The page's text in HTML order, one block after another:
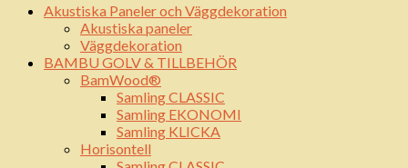
Akustiska Paneler och Väggdekoration
Akustiska paneler
Väggdekoration
BAMBU GOLV & TILLBEHÖR
BamWood®
Samling CLASSIC
Samling EKONOMI
Samling KLICKA
Horisontell